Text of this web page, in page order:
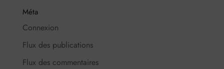
Méta
Connexion
Flux des publications
Flux des commentaires